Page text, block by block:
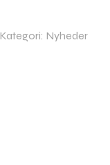
Kategori: Nyheder